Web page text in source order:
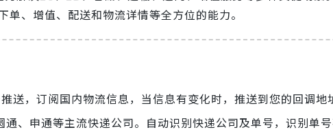
、增值、配送和物流详情等全方位的能力。
送，订阅国内物流信息，当信息有变化时，推送到您的回调地
、申通等主流快递公司。自动识别快递公司及单号，识别单